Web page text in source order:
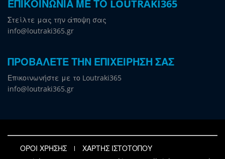
ΕΠΙΚΟΙΝΩΝΙΑ ΜΕ ΤΟ LOUTRAKI365
Στείλτε μας την άποψη σας
info@loutraki365.gr
ΠΡΟΒΑΛΕΤΕ ΤΗΝ ΕΠΙΧΕΙΡΗΣΗ ΣΑΣ
Επικοινωνήστε με το Loutraki365
info@loutraki365.gr
ΟΡΟΙ ΧΡΗΣΗΣ
ΧΑΡΤΗΣ ΙΣΤΟΤΟΠΟΥ